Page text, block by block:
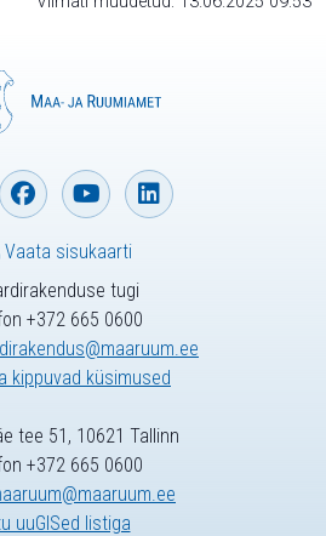
tugi
+372 665 0600
kippuvad küsimused
Vaata sisukaarti
tee 51, 10621 Tallinn
+372 665 0600
uuGISed listiga